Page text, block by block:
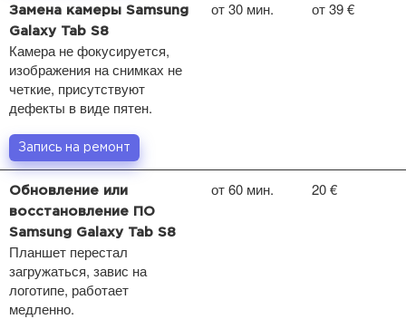
Замена камеры Samsung
Galaxy Tab S8
Камера не фокусируется,
изображения на снимках не
четкие, присутствуют
дефекты в виде пятен.
от 30 мин. от 39 €
Запись на ремонт
Обновление или
восстановление ПО
Samsung Galaxy Tab S8
Планшет перестал
загружаться, завис на
логотипе, работает
медленно.
от 60 мин. 20 €